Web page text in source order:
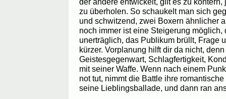
zu überholen. So schaukelt man sich
und schwitzend, zwei Boxern ähnlicher
noch immer ist eine Steigerung
unerträglich, das Publikum brüllt, Frage
kürzer. Vorplanung hilft dir da nicht,
Geistesgegenwart, Schlagfertigkeit,
mit seiner Waffe. Wenn nach einem
not tut, nimmt die Battle ihre
seine Lieblingsballade, und dann ran